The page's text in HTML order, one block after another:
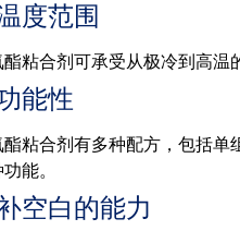
度范围
酯粘合剂可承受从极冷到高温
能性
酯粘合剂有多种配方，包括单
能。
空白的能力